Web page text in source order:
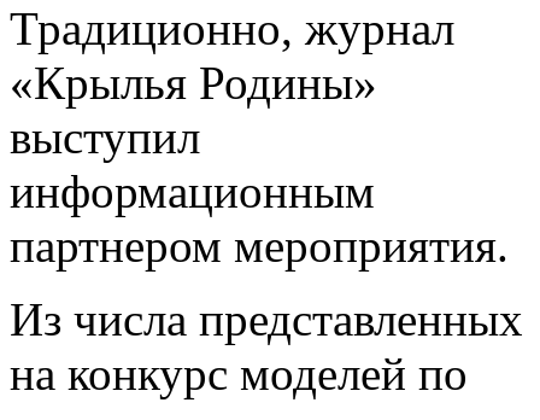
Традиционно, журнал
«Крылья Родины»
выступил
информационным
партнером мероприятия.
Из числа представленных
на конкурс моделей по